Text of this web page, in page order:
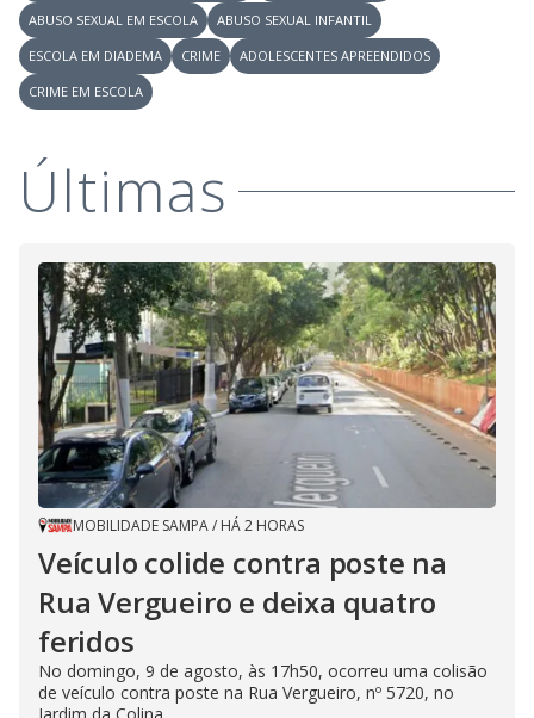
ABUSO SEXUAL EM ESCOLA
ABUSO SEXUAL INFANTIL
ESCOLA EM DIADEMA
CRIME
ADOLESCENTES APREENDIDOS
CRIME EM ESCOLA
Últimas
MOBILIDADE SAMPA/ HÁ 2 HORAS
Veículo colide contra poste na
Rua Vergueiro e deixa quatro
feridos
No domingo, 9 de agosto, às 17h50, ocorreu uma colisão
de veículo contra poste na Rua Vergueiro, nº 5720, no